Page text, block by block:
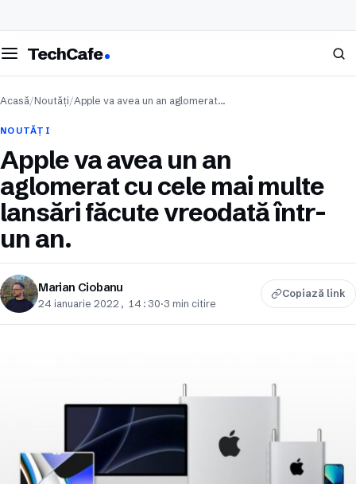
meniul
TechCafe Caută
Acasă/Noutăți/Apple va avea un an aglomerat…
NOUTĂȚI
Apple va avea un an
aglomerat cu cele mai multe
lansări făcute vreodată într-
un an.
Marian Ciobanu
24 ianuarie 2022, 14:30·3 min citire
Copiază link